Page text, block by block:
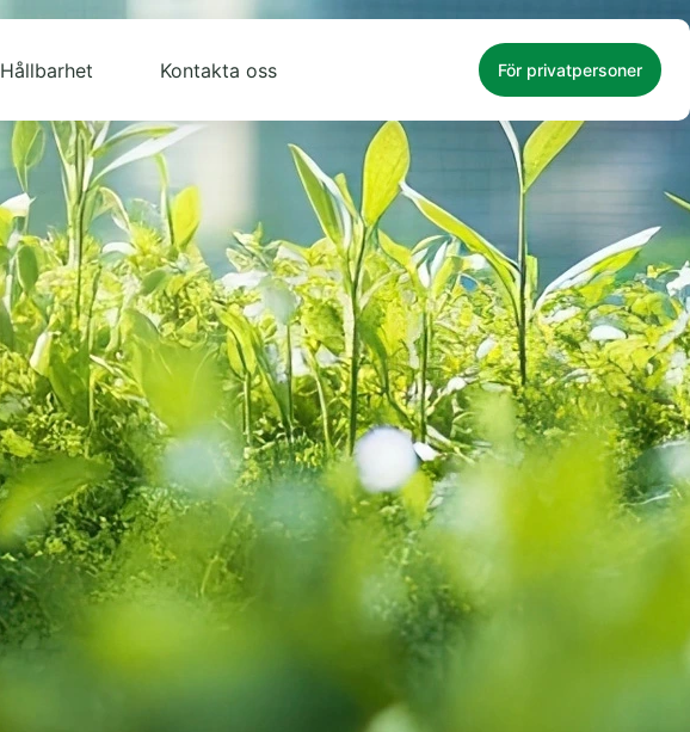
Hållbarhet Kontakta oss För privatpersoner